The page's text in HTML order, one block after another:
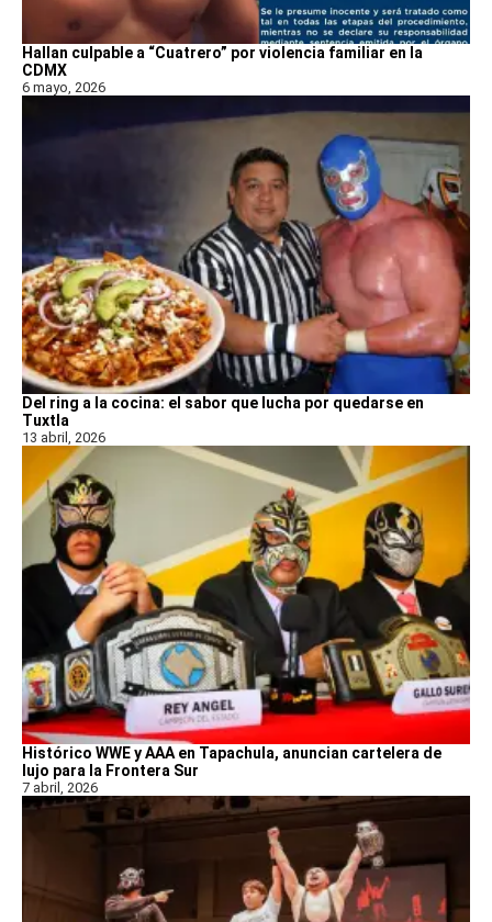
Hallan culpable a “Cuatrero” por violencia familiar en la
CDMX
6 mayo, 2026
Del ring a la cocina: el sabor que lucha por quedarse en
Tuxtla
13 abril, 2026
Histórico WWE y AAA en Tapachula, anuncian cartelera de
lujo para la Frontera Sur
7 abril, 2026